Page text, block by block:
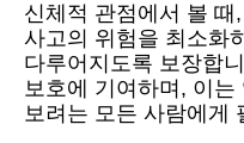
신체적 관점에서 볼
사고의 위험을 최소화
다루어지도록 보장합
보호에 기여하며, 이
보려는 모든 사람에게